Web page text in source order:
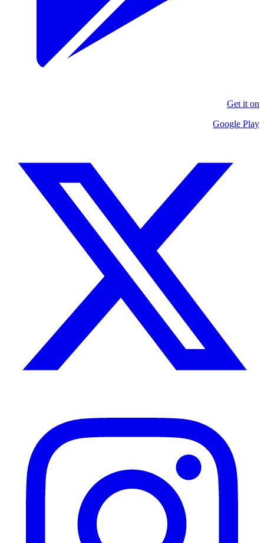
Get it on
Google Play